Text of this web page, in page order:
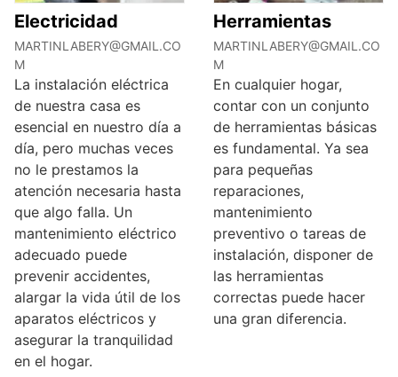
Electricidad
MARTINLABERY@GMAIL.CO
M
La instalación eléctrica
de nuestra casa es
esencial en nuestro día a
día, pero muchas veces
no le prestamos la
atención necesaria hasta
que algo falla. Un
mantenimiento eléctrico
adecuado puede
prevenir accidentes,
alargar la vida útil de los
aparatos eléctricos y
asegurar la tranquilidad
en el hogar.
Herramientas
MARTINLABERY@GMAIL.CO
M
En cualquier hogar,
contar con un conjunto
de herramientas básicas
es fundamental. Ya sea
para pequeñas
reparaciones,
mantenimiento
preventivo o tareas de
instalación, disponer de
las herramientas
correctas puede hacer
una gran diferencia.